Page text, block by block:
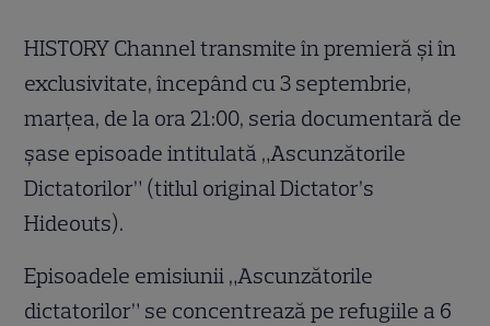
HISTORY Channel transmite în premieră și în
exclusivitate, începând cu 3 septembrie,
marțea, de la ora 21:00, seria documentară de
șase episoade intitulată „Ascunzătorile
Dictatorilor” (titlul original Dictator’s
Hideouts).
Episoadele emisiunii „Ascunzătorile
dictatorilor” se concentrează pe refugiile a 6